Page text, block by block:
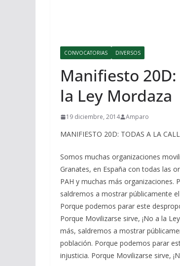
CONVOCATORIAS DIVERSOS
Manifiesto
la Ley Mordaza
19 diciembre, 2014 Amparo
MANIFIESTO 20D: TODAS A LA
Somos muchas organizaciones
Granates, en España con todas las
PAH y muchas más organizaciones.
saldremos a mostrar públicamente
Porque podemos parar este
Porque Movilizarse sirve, ¡No a la
más, saldremos a mostrar
población. Porque podemos parar
injusticia. Porque Movilizarse sirve,